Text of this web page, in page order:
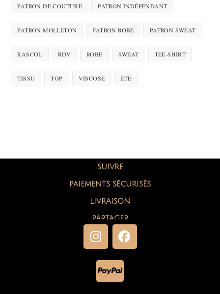
PATRON DE COUTURE PATRON INDÉPENDANT
PATRON MOLLETON PATRON ROBE PATRON SWEAT
RASCOL RDV ROBE SWEAT TEE-SHIRT
TISSU TOP VISCOSE ÉTÉ
SUIVRE
PAIEMENTS SÉCURISÉS
LIVRAISON
PARTAGER